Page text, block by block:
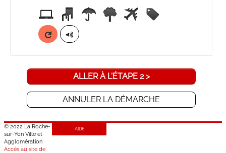
ALLER À L'ÉTAPE 2 >
ANNULER LA DÉMARCHE
© 2022 La Roche-
sur-Yon Ville et
Agglomération
Accès au site de
AIDE